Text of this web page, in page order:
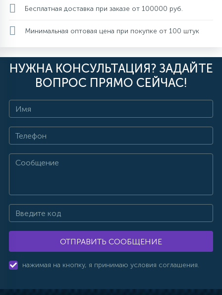
Бесплатная доставка при заказе от 100000 руб.
Минимальная оптовая цена при покупке от 100 штук
НУЖНА КОНСУЛЬТАЦИЯ? ЗАДАЙТЕ
ВОПРОС ПРЯМО СЕЙЧАС!
ОТПРАВИТЬ СООБЩЕНИЕ
нажимая на кнопку, я принимаю условия соглашения.